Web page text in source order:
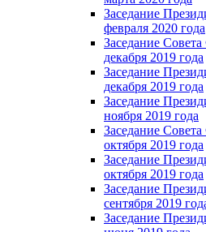
Заседание
февраля 2020 года
Заседание
декабря 2019 года
Заседание
декабря 2019 года
Заседание
ноября 2019 года
Заседание
октября 2019 года
Заседание
октября 2019 года
Заседание
сентября 2019
Заседание